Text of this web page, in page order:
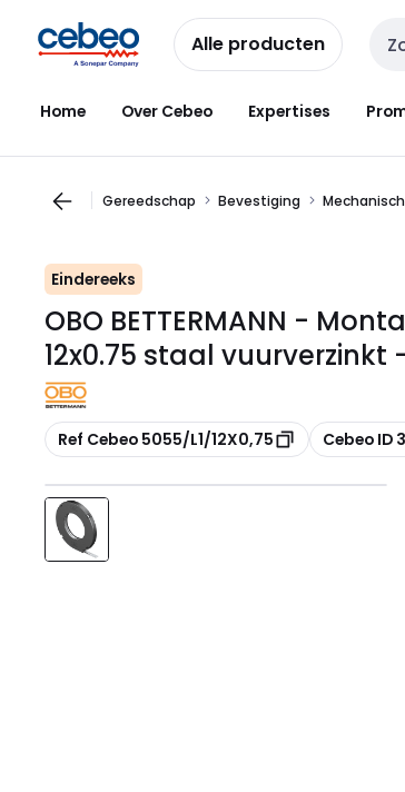
naar
navigatie
naar
inhoud
Alle producten
Home Over Cebeo Expertises
Gereedschap Bevestiging Mechanisch
Eindereeks
OBO BETTERMANN -
12x0.75 staal vuurverzinkt -
Kopiëren
Ref Cebeo 5055/L1/12X0,75 Kopiëren
Cebeo ID